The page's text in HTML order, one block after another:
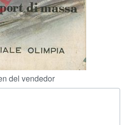
del vendedor